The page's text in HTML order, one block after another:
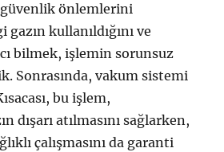
önlemlerini
gazın kullanıldığını ve
bilmek, işlemin sorunsuz
Sonrasında, vakum sistemi
bu işlem,
dışarı atılmasını sağlarken,
çalışmasını da garanti